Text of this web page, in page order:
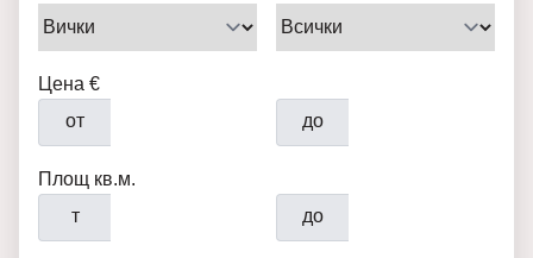
Цена €
от
до
Площ кв.м.
т
до